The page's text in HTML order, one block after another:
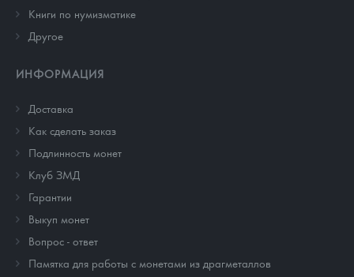
Книги по нумизматике
Другое
ИНФОРМАЦИЯ
Доставка
Как сделать заказ
Подлинность монет
Клуб ЗМД
Гарантии
Выкуп монет
Вопрос - ответ
Памятка для работы с монетами из драгметаллов